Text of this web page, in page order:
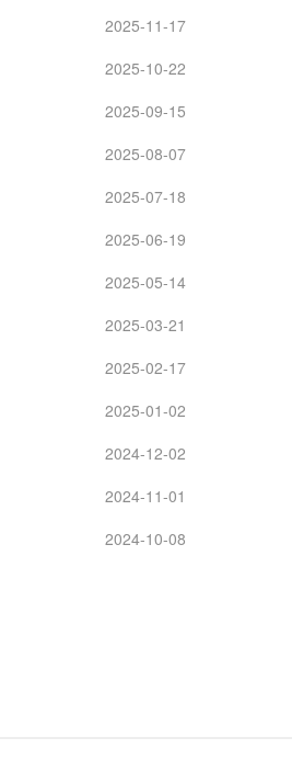
2025-11-17
2025-10-22
2025-09-15
2025-08-07
2025-07-18
2025-06-19
2025-05-14
2025-03-21
2025-02-17
2025-01-02
2024-12-02
2024-11-01
2024-10-08